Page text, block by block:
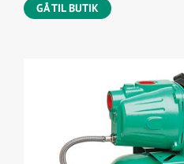
GÅ TIL BUTIK